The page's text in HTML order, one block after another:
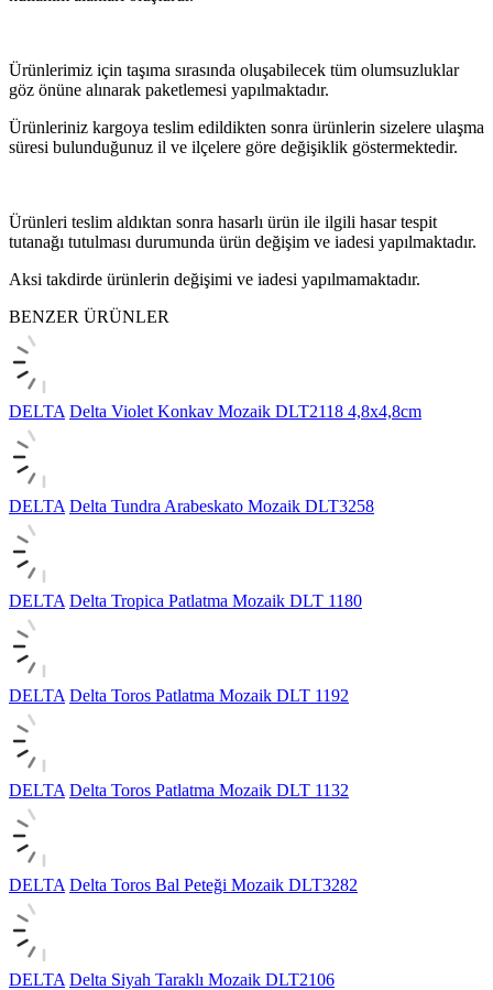
Ürünlerimiz için taşıma sırasında oluşabilecek tüm olumsuzluklar
göz önüne alınarak paketlemesi yapılmaktadır.
Ürünleriniz kargoya teslim edildikten sonra ürünlerin sizelere ulaşma
süresi bulunduğunuz il ve ilçelere göre değişiklik göstermektedir.
Ürünleri teslim aldıktan sonra hasarlı ürün ile ilgili hasar tespit
tutanağı tutulması durumunda ürün değişim ve iadesi yapılmaktadır.
Aksi takdirde ürünlerin değişimi ve iadesi yapılmamaktadır.
BENZER ÜRÜNLER
DELTA Delta Violet Konkav Mozaik DLT2118 4,8x4,8cm
DELTA Delta Tundra Arabeskato Mozaik DLT3258
DELTA Delta Tropica Patlatma Mozaik DLT 1180
DELTA Delta Toros Patlatma Mozaik DLT 1192
DELTA Delta Toros Patlatma Mozaik DLT 1132
DELTA Delta Toros Bal Peteği Mozaik DLT3282
DELTA Delta Siyah Taraklı Mozaik DLT2106